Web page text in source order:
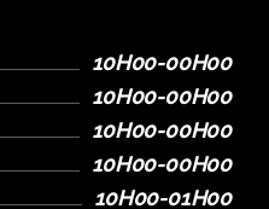
10H00-00H00
10H00-00H00
10H00-00H00
10H00-00H00
10H00-01H00